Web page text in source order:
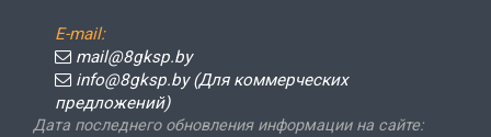
E-mail:
mail@8gksp.by
info@8gksp.by (Для коммерческих
предложений)
Дата последнего обновления информации на сайте: